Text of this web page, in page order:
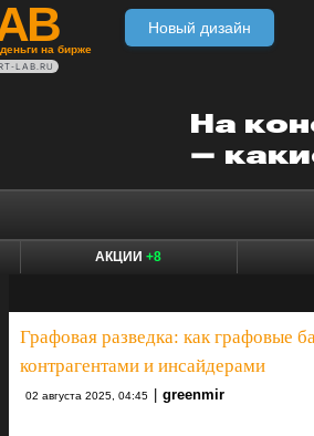
на бирже
Новый дизайн
LAB.RU
АКЦИИ +8
Графовая разведка: как графовые
контрагентами и инсайдерами
02 августа 2025, 04:45 greenmir